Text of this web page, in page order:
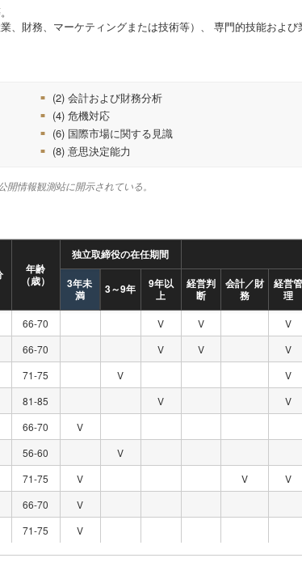
、財務、マーケティングまたは技術等）、 専門的技能および
(2) 会計および財務分析
(4) 危機対応
(6) 国際市場に関する見識
(8) 意思決定能力
情報観測站に開示されている。
年齢
（歳）
独立取締役の在任期間
3年未
満
3～9年
9年以
上
経営判
断
会計／財
務
経営管
理
66-70 V V V
66-70 V V V
71-75 V V
81-85 V V
66-70 V
56-60 V
71-75 V V V
66-70 V
71-75 V